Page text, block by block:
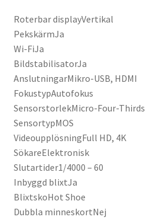
Roterbar displayVertikal
PekskärmJa
Wi-FiJa
BildstabilisatorJa
AnslutningarMikro-USB, HDMI
FokustypAutofokus
SensorstorlekMicro-Four-Thirds
SensortypMOS
VideoupplösningFull HD, 4K
SökareElektronisk
Slutartider1/4000 – 60
Inbyggd blixtJa
BlixtskoHot Shoe
Dubbla minneskortNej